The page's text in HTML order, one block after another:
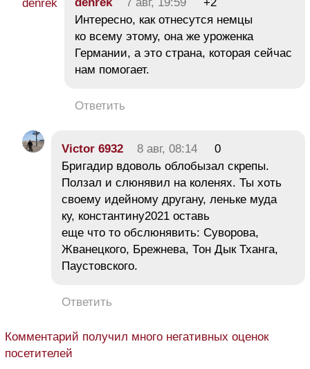
denrek 7 авг, 19:59
+2
Интересно, как отнесутся немцы
ко всему этому, она же уроженка
Германии, а это страна, которая сейчас
нам помогает.
Ответить
Victor 6932 8 авг, 08:14
0
Бригадир вдоволь облобызал скрепы.
Ползал и слюнявил на коленях. Ты хоть
своему идейному другану, леньке муда
ку, константину2021 оставь
еще что то обслюнявить: Суворова,
Жванецкого, Брежнева, Тон Дык Тханга,
Паустовского.
Ответить
Комментарий получил много негативных оценок
посетителей